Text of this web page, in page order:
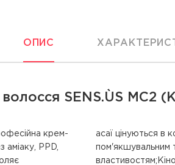
ОПИС
SENS.ÙS MC2
крем-
PPD,
асаї цінуються в
пом'якшувальним
його незайманий
рослинного